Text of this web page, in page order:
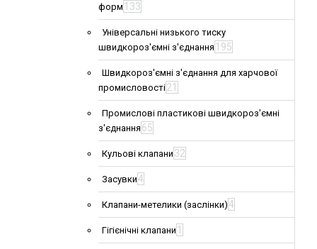
форм 133
Універсальні низького тиску
швидкороз'ємні з'єднання 195
Швидкороз'ємні з'єднання для харчової
промисловості21
Промислові пластикові швидкороз'ємні
з'єднання 65
Кульові клапани 32
Засувки4
Клапани-метелики (заслінки)4
Гігієнічні клапани 1